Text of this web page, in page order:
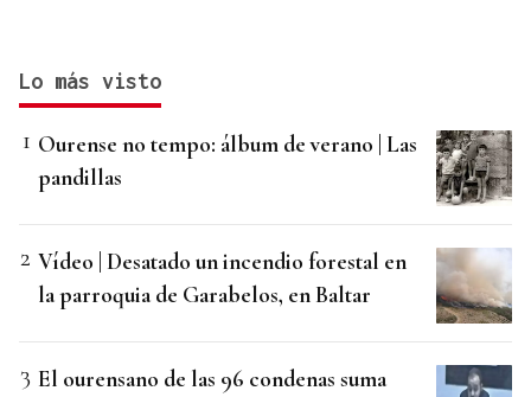
Lo más visto
Ourense no tempo: álbum de verano | Las
pandillas
Vídeo | Desatado un incendio forestal en
la parroquia de Garabelos, en Baltar
El ourensano de las 96 condenas suma